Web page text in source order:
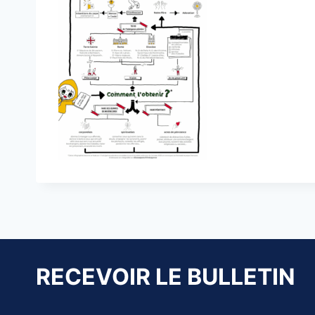
RECEVOIR LE BULLETIN